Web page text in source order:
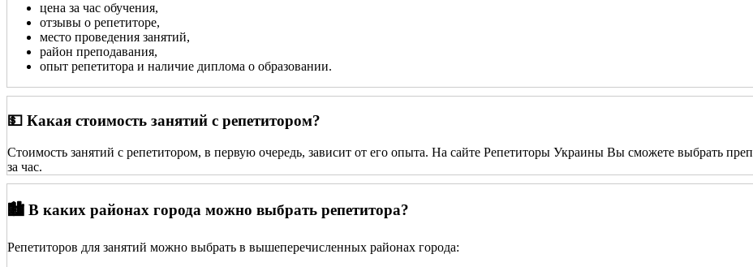
цена за час обучения,
отзывы о репетиторе,
место проведения занятий,
район преподавания,
опыт репетитора и наличие диплома о образовании.
💵 Какая стоимость занятий с репетитором?
Стоимость занятий с репетитором, в первую очередь, зависит от его опыта. На сайте Репетиторы Украины Вы сможете выбрать
за час.
🏙️ В каких районах города можно выбрать репетитора?
Репетиторов для занятий можно выбрать в вышеперечисленных районах города: